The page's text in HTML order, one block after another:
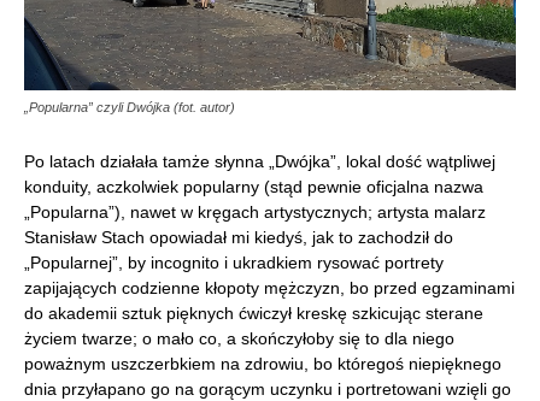
„Popularna” czyli Dwójka (fot. autor)
Po latach działała tamże słynna „Dwójka”, lokal dość wątpliwej
konduity, aczkolwiek popularny (stąd pewnie oficjalna nazwa
„Popularna”), nawet w kręgach artystycznych; artysta malarz
Stanisław Stach opowiadał mi kiedyś, jak to zachodził do
„Popularnej”, by incognito i ukradkiem rysować portrety
zapijających codzienne kłopoty mężczyzn, bo przed egzaminami
do akademii sztuk pięknych ćwiczył kreskę szkicując sterane
życiem twarze; o mało co, a skończyłoby się to dla niego
poważnym uszczerbkiem na zdrowiu, bo któregoś niepięknego
dnia przyłapano go na gorącym uczynku i portretowani wzięli go